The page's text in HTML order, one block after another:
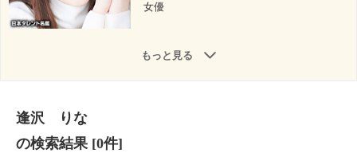
女優
もっと見る
逢沢 りな
の検索結果[0件]